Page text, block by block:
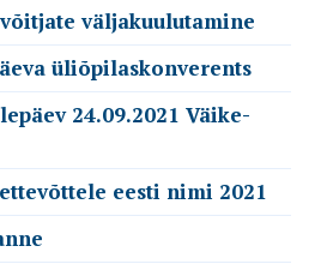
võitjate väljakuulutamine
üliõpilaskonverents
24.09.2021 Väike-
eesti nimi 2021